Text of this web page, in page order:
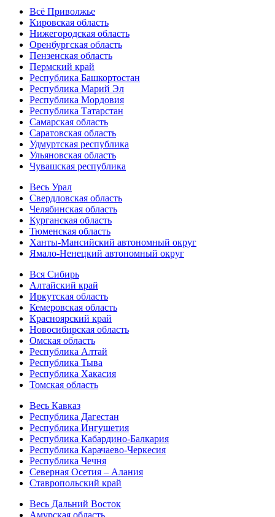
Всё Приволжье
Кировская область
Нижегородская область
Оренбургская область
Пензенская область
Пермский край
Республика Башкортостан
Республика Марий Эл
Республика Мордовия
Республика Татарстан
Самарская область
Саратовская область
Удмуртская республика
Ульяновская область
Чувашская республика
Весь Урал
Свердловская область
Челябинская область
Курганская область
Тюменская область
Ханты-Мансийский автономный округ
Ямало-Ненецкий автономный округ
Вся Сибирь
Алтайский край
Иркутская область
Кемеровская область
Красноярский край
Новосибирская область
Омская область
Республика Алтай
Республика Тыва
Республика Хакасия
Томская область
Весь Кавказ
Республика Дагестан
Республика Ингушетия
Республика Кабардино-Балкария
Республика Карачаево-Черкесия
Республика Чечня
Северная Осетия – Алания
Ставропольский край
Весь Дальний Восток
Амурская область